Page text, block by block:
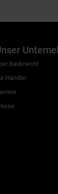
Bauknecht
Händler